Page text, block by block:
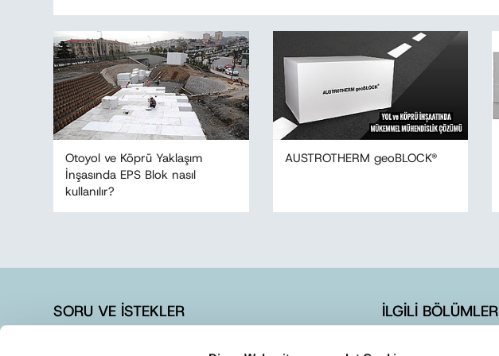
Otoyol ve Köprü Yaklaşım
İnşasında EPS Blok nasıl
kullanılır?
AUSTROTHERM geoBLOCK®
SORU VE İSTEKLER
İLGİLİ BÖLÜMLER